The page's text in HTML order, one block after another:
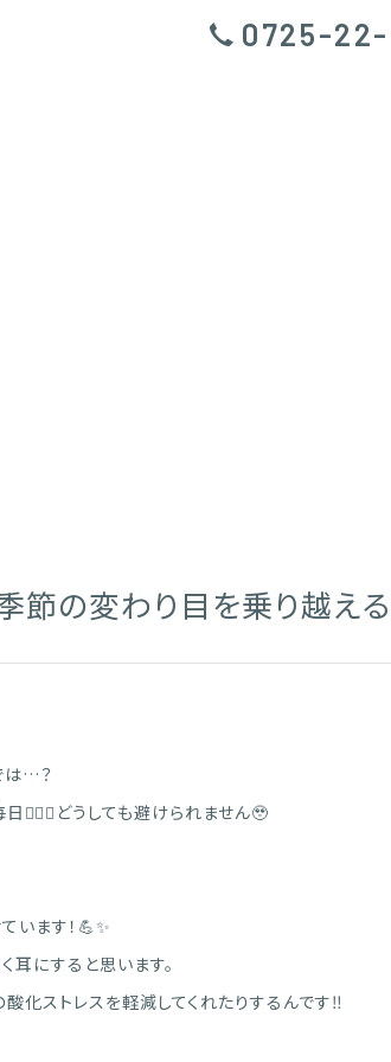
0725-22-
節の変わり目を乗り越える
は…？
😵‍💫💦どうしても避けられません🥹
います！💪✨
耳にすると思います。
化ストレスを軽減してくれたりするんです‼️